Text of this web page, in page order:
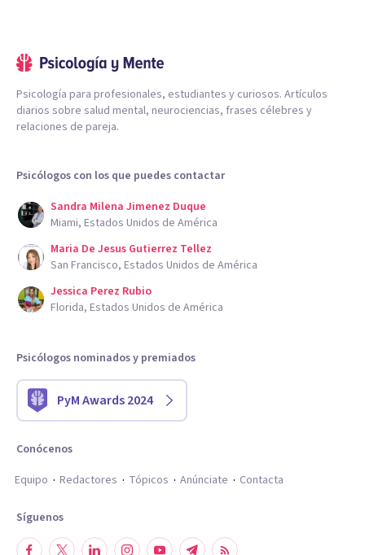
Psicología para profesionales, estudiantes y curiosos. Artículos
diarios sobre salud mental, neurociencias, frases célebres y
relaciones de pareja.
Psicólogos con los que puedes contactar
Sandra Milena Jimenez Duque
Miami, Estados Unidos de América
Maria De Jesus Gutierrez Tellez
San Francisco, Estados Unidos de América
Jessica Perez Rubio
Florida, Estados Unidos de América
Psicólogos nominados y premiados
PyM Awards 2024
Conócenos
Equipo
Redactores Tópicos Anúnciate Contacta
Síguenos